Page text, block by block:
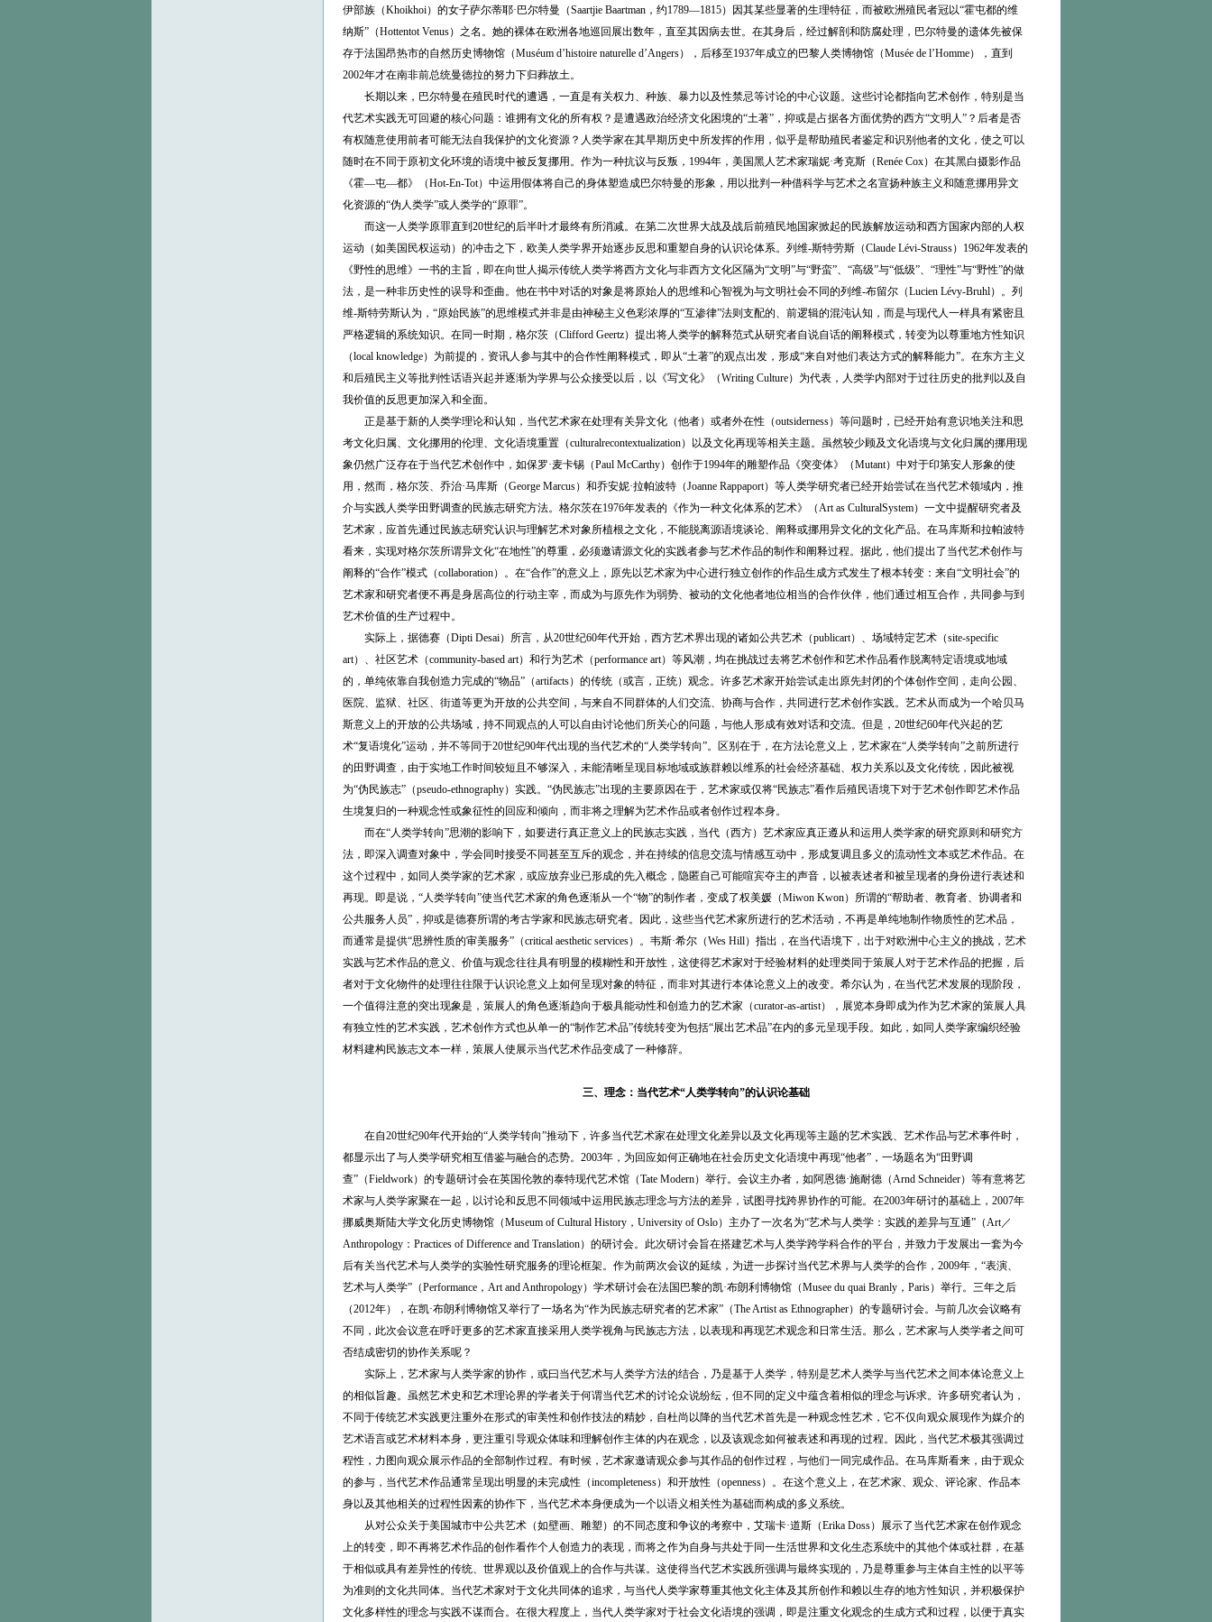
伊部族（Khoikhoi）的女子萨尔蒂耶·巴尔特曼（Saartjie Baartman，约1789—1815）因其某些显著的生理特征，而被欧洲殖民者冠以“霍屯都的维
纳斯”（Hottentot Venus）之名。她的裸体在欧洲各地巡回展出数年，直至其因病去世。在其身后，经过解剖和防腐处理，巴尔特曼的遗体先被保
存于法国昂热市的自然历史博物馆（Muséum d’histoire naturelle d’Angers），后移至1937年成立的巴黎人类博物馆（Musée de l’Homme），直到
2002年才在南非前总统曼德拉的努力下归葬故土。
长期以来，巴尔特曼在殖民时代的遭遇，一直是有关权力、种族、暴力以及性禁忌等讨论的中心议题。这些讨论都指向艺术创作，特别是当
代艺术实践无可回避的核心问题：谁拥有文化的所有权？是遭遇政治经济文化困境的“土著”，抑或是占据各方面优势的西方“文明人”？后者是否
有权随意使用前者可能无法自我保护的文化资源？人类学家在其早期历史中所发挥的作用，似乎是帮助殖民者鉴定和识别他者的文化，使之可以
随时在不同于原初文化环境的语境中被反复挪用。作为一种抗议与反叛，1994年，美国黑人艺术家瑞妮·考克斯（Renée Cox）在其黑白摄影作品
《霍—屯—都》（Hot-En-Tot）中运用假体将自己的身体塑造成巴尔特曼的形象，用以批判一种借科学与艺术之名宣扬种族主义和随意挪用异文
化资源的“伪人类学”或人类学的“原罪”。
而这一人类学原罪直到20世纪的后半叶才最终有所消减。在第二次世界大战及战后前殖民地国家掀起的民族解放运动和西方国家内部的人权
运动（如美国民权运动）的冲击之下，欧美人类学界开始逐步反思和重塑自身的认识论体系。列维-斯特劳斯（Claude Lévi-Strauss）1962年发表的
《野性的思维》一书的主旨，即在向世人揭示传统人类学将西方文化与非西方文化区隔为“文明”与“野蛮”、“高级”与“低级”、“理性”与“野性”的做
法，是一种非历史性的误导和歪曲。他在书中对话的对象是将原始人的思维和心智视为与文明社会不同的列维-布留尔（Lucien Lévy-Bruhl）。列
维-斯特劳斯认为，“原始民族”的思维模式并非是由神秘主义色彩浓厚的“互渗律”法则支配的、前逻辑的混沌认知，而是与现代人一样具有紧密且
严格逻辑的系统知识。在同一时期，格尔茨（Clifford Geertz）提出将人类学的解释范式从研究者自说自话的阐释模式，转变为以尊重地方性知识
（local knowledge）为前提的，资讯人参与其中的合作性阐释模式，即从“土著”的观点出发，形成“来自对他们表达方式的解释能力”。在东方主义
和后殖民主义等批判性话语兴起并逐渐为学界与公众接受以后，以《写文化》（Writing Culture）为代表，人类学内部对于过往历史的批判以及自
我价值的反思更加深入和全面。
正是基于新的人类学理论和认知，当代艺术家在处理有关异文化（他者）或者外在性（outsiderness）等问题时，已经开始有意识地关注和思
考文化归属、文化挪用的伦理、文化语境重置（culturalrecontextualization）以及文化再现等相关主题。虽然较少顾及文化语境与文化归属的挪用现
象仍然广泛存在于当代艺术创作中，如保罗·麦卡锡（Paul McCarthy）创作于1994年的雕塑作品《突变体》（Mutant）中对于印第安人形象的使
用，然而，格尔茨、乔治·马库斯（George Marcus）和乔安妮·拉帕波特（Joanne Rappaport）等人类学研究者已经开始尝试在当代艺术领域内，推
介与实践人类学田野调查的民族志研究方法。格尔茨在1976年发表的《作为一种文化体系的艺术》（Art as CulturalSystem）一文中提醒研究者及
艺术家，应首先通过民族志研究认识与理解艺术对象所植根之文化，不能脱离源语境谈论、阐释或挪用异文化的文化产品。在马库斯和拉帕波特
看来，实现对格尔茨所谓异文化“在地性”的尊重，必须邀请源文化的实践者参与艺术作品的制作和阐释过程。据此，他们提出了当代艺术创作与
阐释的“合作”模式（collaboration）。在“合作”的意义上，原先以艺术家为中心进行独立创作的作品生成方式发生了根本转变：来自“文明社会”的
艺术家和研究者便不再是身居高位的行动主宰，而成为与原先作为弱势、被动的文化他者地位相当的合作伙伴，他们通过相互合作，共同参与到
艺术价值的生产过程中。
实际上，据德赛（Dipti Desai）所言，从20世纪60年代开始，西方艺术界出现的诸如公共艺术（publicart）、场域特定艺术（site-specific
art）、社区艺术（community-based art）和行为艺术（performance art）等风潮，均在挑战过去将艺术创作和艺术作品看作脱离特定语境或地域
的，单纯依靠自我创造力完成的“物品”（artifacts）的传统（或言，正统）观念。许多艺术家开始尝试走出原先封闭的个体创作空间，走向公园、
医院、监狱、社区、街道等更为开放的公共空间，与来自不同群体的人们交流、协商与合作，共同进行艺术创作实践。艺术从而成为一个哈贝马
斯意义上的开放的公共场域，持不同观点的人可以自由讨论他们所关心的问题，与他人形成有效对话和交流。但是，20世纪60年代兴起的艺
术“复语境化”运动，并不等同于20世纪90年代出现的当代艺术的“人类学转向”。区别在于，在方法论意义上，艺术家在“人类学转向”之前所进行
的田野调查，由于实地工作时间较短且不够深入，未能清晰呈现目标地域或族群赖以维系的社会经济基础、权力关系以及文化传统，因此被视
为“伪民族志”（pseudo-ethnography）实践。“伪民族志”出现的主要原因在于，艺术家或仅将“民族志”看作后殖民语境下对于艺术创作即艺术作品
生境复归的一种观念性或象征性的回应和倾向，而非将之理解为艺术作品或者创作过程本身。
而在“人类学转向”思潮的影响下，如要进行真正意义上的民族志实践，当代（西方）艺术家应真正遵从和运用人类学家的研究原则和研究方
法，即深入调查对象中，学会同时接受不同甚至互斥的观念，并在持续的信息交流与情感互动中，形成复调且多义的流动性文本或艺术作品。在
这个过程中，如同人类学家的艺术家，或应放弃业已形成的先入概念，隐匿自己可能喧宾夺主的声音，以被表述者和被呈现者的身份进行表述和
再现。即是说，“人类学转向”使当代艺术家的角色逐渐从一个“物”的制作者，变成了权美媛（Miwon Kwon）所谓的“帮助者、教育者、协调者和
公共服务人员”，抑或是德赛所谓的考古学家和民族志研究者。因此，这些当代艺术家所进行的艺术活动，不再是单纯地制作物质性的艺术品，
而通常是提供“思辨性质的审美服务”（critical aesthetic services）。韦斯·希尔（Wes Hill）指出，在当代语境下，出于对欧洲中心主义的挑战，艺术
实践与艺术作品的意义、价值与观念往往具有明显的模糊性和开放性，这使得艺术家对于经验材料的处理类同于策展人对于艺术作品的把握，后
者对于文化物件的处理往往限于认识论意义上如何呈现对象的特征，而非对其进行本体论意义上的改变。希尔认为，在当代艺术发展的现阶段，
一个值得注意的突出现象是，策展人的角色逐渐趋向于极具能动性和创造力的艺术家（curator-as-artist），展览本身即成为作为艺术家的策展人具
有独立性的艺术实践，艺术创作方式也从单一的“制作艺术品”传统转变为包括“展出艺术品”在内的多元呈现手段。如此，如同人类学家编织经验
材料建构民族志文本一样，策展人使展示当代艺术作品变成了一种修辞。
三、理念：当代艺术“人类学转向”的认识论基础
在自20世纪90年代开始的“人类学转向”推动下，许多当代艺术家在处理文化差异以及文化再现等主题的艺术实践、艺术作品与艺术事件时，
都显示出了与人类学研究相互借鉴与融合的态势。2003年，为回应如何正确地在社会历史文化语境中再现“他者”，一场题名为“田野调
查”（Fieldwork）的专题研讨会在英国伦敦的泰特现代艺术馆（Tate Modern）举行。会议主办者，如阿恩德·施耐德（Arnd Schneider）等有意将艺
术家与人类学家聚在一起，以讨论和反思不同领域中运用民族志理念与方法的差异，试图寻找跨界协作的可能。在2003年研讨的基础上，2007年
挪威奥斯陆大学文化历史博物馆（Museum of Cultural History，University of Oslo）主办了一次名为“艺术与人类学：实践的差异与互通”（Art／
Anthropology：Practices of Difference and Translation）的研讨会。此次研讨会旨在搭建艺术与人类学跨学科合作的平台，并致力于发展出一套为今
后有关当代艺术与人类学的实验性研究服务的理论框架。作为前两次会议的延续，为进一步探讨当代艺术界与人类学的合作，2009年，“表演、
艺术与人类学”（Performance，Art and Anthropology）学术研讨会在法国巴黎的凯·布朗利博物馆（Musee du quai Branly，Paris）举行。三年之后
（2012年），在凯·布朗利博物馆又举行了一场名为“作为民族志研究者的艺术家”（The Artist as Ethnographer）的专题研讨会。与前几次会议略有
不同，此次会议意在呼吁更多的艺术家直接采用人类学视角与民族志方法，以表现和再现艺术观念和日常生活。那么，艺术家与人类学者之间可
否结成密切的协作关系呢？
实际上，艺术家与人类学家的协作，或曰当代艺术与人类学方法的结合，乃是基于人类学，特别是艺术人类学与当代艺术之间本体论意义上
的相似旨趣。虽然艺术史和艺术理论界的学者关于何谓当代艺术的讨论众说纷纭，但不同的定义中蕴含着相似的理念与诉求。许多研究者认为，
不同于传统艺术实践更注重外在形式的审美性和创作技法的精妙，自杜尚以降的当代艺术首先是一种观念性艺术，它不仅向观众展现作为媒介的
艺术语言或艺术材料本身，更注重引导观众体味和理解创作主体的内在观念，以及该观念如何被表述和再现的过程。因此，当代艺术极其强调过
程性，力图向观众展示作品的全部制作过程。有时候，艺术家邀请观众参与其作品的创作过程，与他们一同完成作品。在马库斯看来，由于观众
的参与，当代艺术作品通常呈现出明显的未完成性（incompleteness）和开放性（openness）。在这个意义上，在艺术家、观众、评论家、作品本
身以及其他相关的过程性因素的协作下，当代艺术本身便成为一个以语义相关性为基础而构成的多义系统。
从对公众关于美国城市中公共艺术（如壁画、雕塑）的不同态度和争议的考察中，艾瑞卡·道斯（Erika Doss）展示了当代艺术家在创作观念
上的转变，即不再将艺术作品的创作看作个人创造力的表现，而将之作为自身与共处于同一生活世界和文化生态系统中的其他个体或社群，在基
于相似或具有差异性的传统、世界观以及价值观上的合作与共谋。这使得当代艺术实践所强调与最终实现的，乃是尊重参与主体自主性的以平等
为准则的文化共同体。当代艺术家对于文化共同体的追求，与当代人类学家尊重其他文化主体及其所创作和赖以生存的地方性知识，并积极保护
文化多样性的理念与实践不谋而合。在很大程度上，当代人类学家对于社会文化语境的强调，即是注重文化观念的生成方式和过程，以便于真实